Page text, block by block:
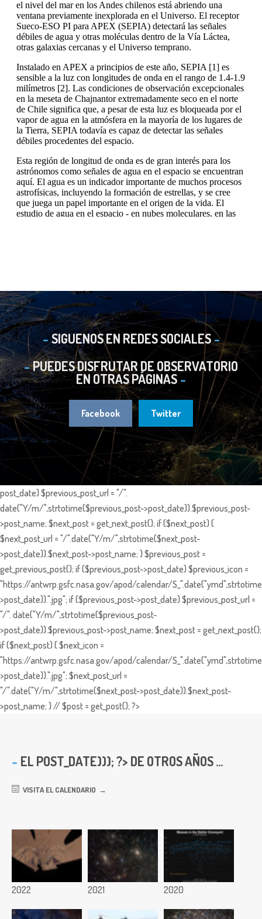
SIGUENOS EN REDES SOCIALES
PUEDES DISFRUTAR DE OBSERVATORIO
EN OTRAS PÁGINAS
Facebook Twitter
post_date) $previous_post_url = "/".
date("Y/m/",strtotime($previous_post->post_date)).$previous_post-
>post_name; $next_post = get_next_post(); if ($next_post) {
$next_post_url = "/".date("Y/m/",strtotime($next_post-
>post_date)).$next_post->post_name; } $previous_post =
get_previous_post(); if ($previous_post->post_date) $previous_icon =
"https://antwrp.gsfc.nasa.gov/apod/calendar/
>post_date)).".jpg"; if ($previous_post->post_date) $previous_post_url =
"/". date("Y/m/",strtotime($previous_post-
>post_date)).$previous_post->post_name; $next_post = get_next_post();
if ($next_post) { $next_icon =
"https://antwrp.gsfc.nasa.gov/apod/calendar/
>post_date)).".jpg"; $next_post_url =
"/".date("Y/m/",strtotime($next_post->post_date)).$next_post-
>post_name; } // $post = get_post(); ?>
EL POST_DATE))); ?> DE OTROS AÑOS ...
VISITA EL CALENDARIO
2022 2021 2020